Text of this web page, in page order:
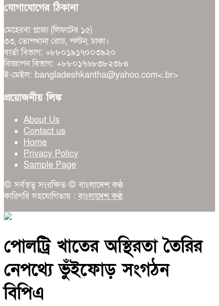
যোগাযোগের ঠিকানা
মেহেরবা প্লাজা (লিফটের ১৫)
৩৩, তোপখানা রোড, পল্টন, ঢাকা।
বার্তা বিভাগ: +৮৮০১৯১৭০০৩৯২০
বিজ্ঞাপন বিভাগ: +৮৮০১৭৬৮৩৮২৩৮৪
ই-মেইল: bangladeshkantha@yahoo.com<.br>
প্রয়োজনীয় লিঙ্ক
About Us
Contact us
Home
Privacy Policy
Sample Page
© সর্বস্বত্ব সংরক্ষিত © বাংলাদেশ কণ্ঠ
কারিগরি সহযোগিতায় :বাংলাদেশ কণ্ঠ
পোলট্রি খাতের অস্থিরতা তৈরির
নেপথ্যে ভুঁইফোড় সংগঠন
বিপিএ